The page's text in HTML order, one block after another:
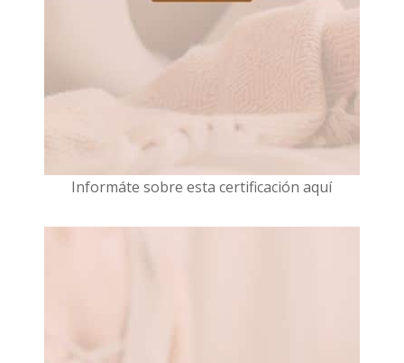
Informáte sobre esta certificación aquí